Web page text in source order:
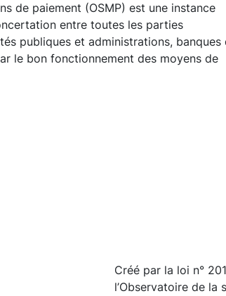
de paiement (OSMP) est une instance
entre toutes les parties
publiques et administrations, banques
le bon fonctionnement des moyens de
Créé par la loi n°
l’Observatoire de